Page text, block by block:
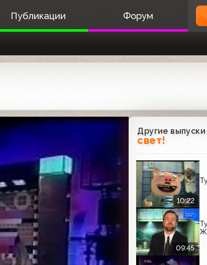
Публикации Форум
Другие
свет!
10:22
09:45